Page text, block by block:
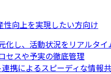
向上を実現したい方向け
化し、活動状況をリアルタイ
セスや予実の徹底管理
携によるスピーディな情報